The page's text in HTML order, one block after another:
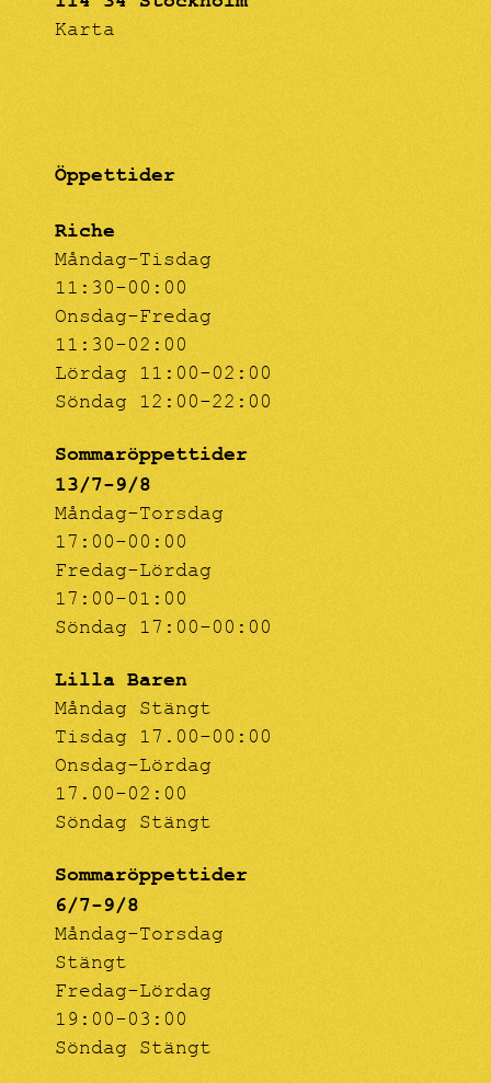
Öppettider
Riche
Måndag-Tisdag
11:30-00:00
Onsdag-Fredag
11:30-02:00
Lördag 11:00-02:00
Söndag 12:00-22:00
Sommaröppettider
13/7-9/8
Måndag-Torsdag
17:00-00:00
Fredag-Lördag
17:00-01:00
Söndag 17:00-00:00
Lilla Baren
Måndag Stängt
Tisdag 17.00-00:00
Onsdag-Lördag
17.00-02:00
Söndag Stängt
Sommaröppettider
6/7-9/8
Måndag-Torsdag
Stängt
Fredag-Lördag
19:00-03:00
Söndag Stängt
Karta